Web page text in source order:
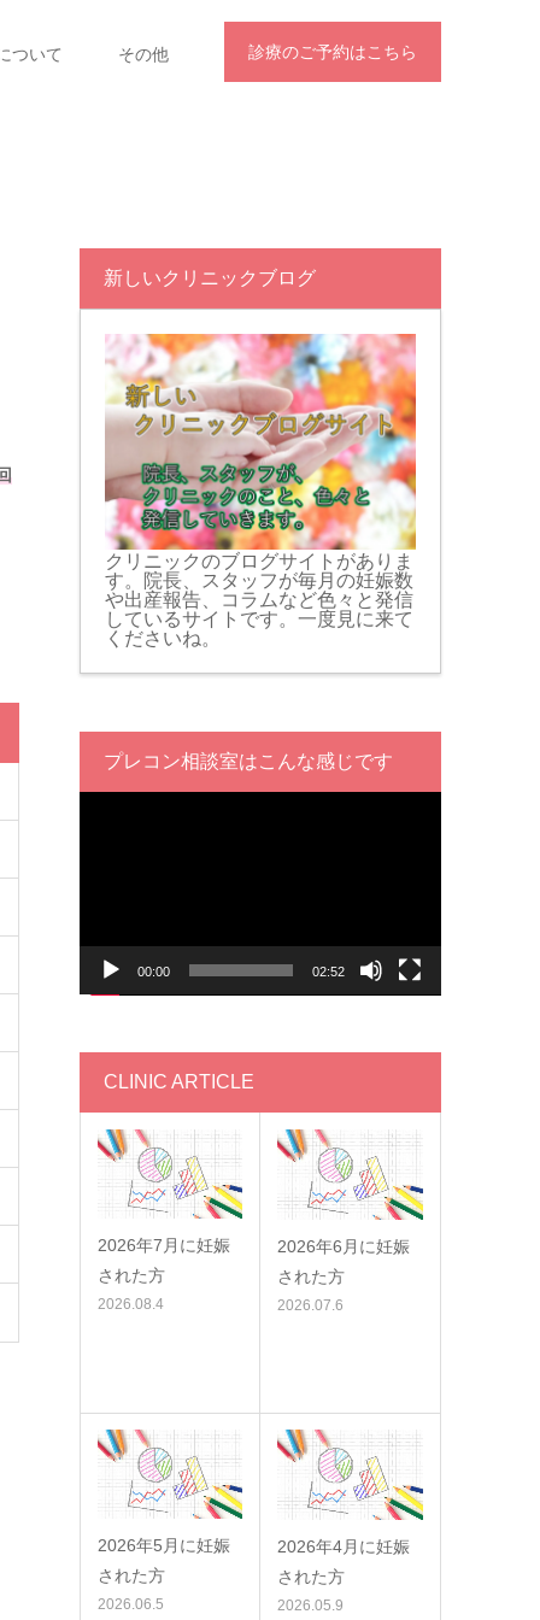
診療のご予約はこちら
ついて その他
新しいクリニックブログ
クリニックのブログサイトがありま
す。院長、スタッフが毎月の妊娠数
や出産報告、コラムなど色々と発信
しているサイトです。一度見に来て
くださいね。
プレコン相談室はこんな感じです
00:00 02:52
CLINIC ARTICLE
2026年7月に妊娠
された方
2026.08.4
2026年6月に妊娠
された方
2026.07.6
2026年5月に妊娠
された方
2026.06.5
2026年4月に妊娠
された方
2026.05.9